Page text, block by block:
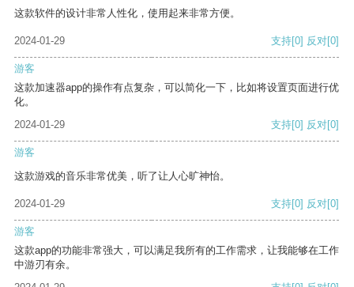
这款软件的设计非常人性化，使用起来非常方便。
2024-01-29 支持[0] 反对[0]
游客
这款加速器app的操作有点复杂，可以简化一下，比如将设置页面进行优
化。
2024-01-29
支持[0] 反对[0]
游客
这款游戏的音乐非常优美，听了让人心旷神怡。
2024-01-29 支持[0] 反对[0]
游客
这款app的功能非常强大，可以满足我所有的工作需求，让我能够在工作
中游刃有余。